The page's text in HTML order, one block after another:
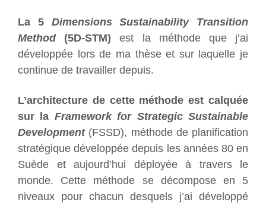
La 5 Dimensions Sustainability Transition
Method(5D-STM)est la méthode que j’ai
développée lors de ma thèse et sur laquelle je
continue de travailler depuis.
L’architecture de cette méthode est calquée
sur la Framework for Strategic Sustainable
Development (FSSD), méthode de planification
stratégique développée depuis les années 80 en
Suède et aujourd’hui déployée à travers le
monde. Cette méthode se décompose en 5
niveaux pour chacun desquels j’ai développé